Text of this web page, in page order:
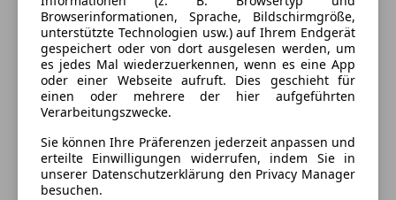
Multifunktionslenkrad
Navigationssystem
Tempomat
Unterhaltung/Media
Apple CarPlay
Bluetooth
Bordcomputer
Freisprecheinrichtung
Farbe der
Innenausstattung
Schwarz
Innenausstattung Vollleder
Corvette C7 Grand Sport Coupe Targa
Browserinformationen, Sprache, Bildschirmgröße,
unterstützte Technologien usw.) auf Ihrem Endgerät
gespeichert oder von dort ausgelesen werden, um
es jedes Mal wiederzuerkennen, wenn es eine App
oder einer Webseite aufruft. Dies geschieht für
einen oder mehrere der hier aufgeführten
Verarbeitungszwecke.
Sie können Ihre Präferenzen jederzeit anpassen und
erteilte Einwilligungen widerrufen, indem Sie in
unserer Datenschutzerklärung den Privacy Manager
besuchen.